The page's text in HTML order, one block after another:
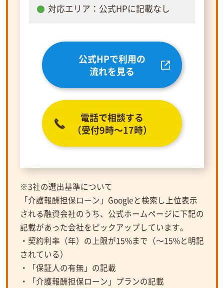
対応エリア：公式HPに記載なし
公式HPで利用の
流れを見る
電話で相談する
（受付9時～17時）
※3社の選出基準について
「介護報酬担保ローン」Googleと検索し上位表示
される融資会社のうち、公式ホームページに下記の
記載があった会社をピックアップしています。
・契約利率（年）の上限が15%まで（～15%と明記
されている）
・「保証人の有無」の記載
・「介護報酬担保ローン」プランの記載